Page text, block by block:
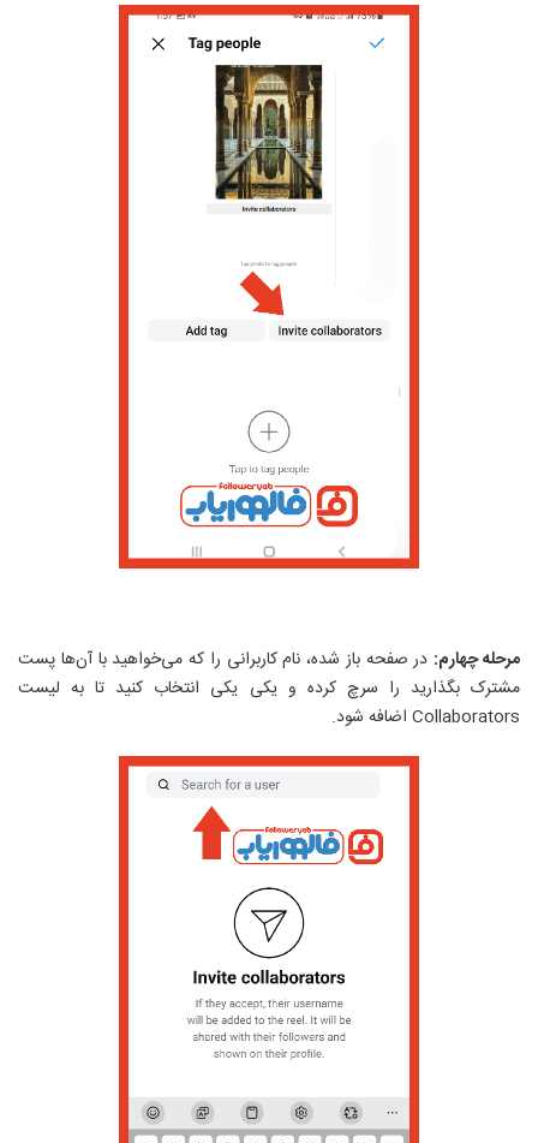
مرحله چهارم: در صفحه باز شده، نام کاربرانی را که می‌خواهید با آن‌ها پست
مشترک بگذارید را سرچ کرده و یکی یکی انتخاب کنید تا به لیست
Collaborators اضافه شود.